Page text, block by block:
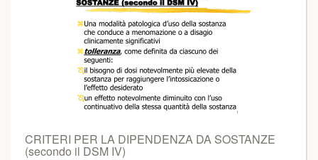
CRITERI PER LA DIPENDENZA DA SOSTANZE
(secondo il DSM IV)